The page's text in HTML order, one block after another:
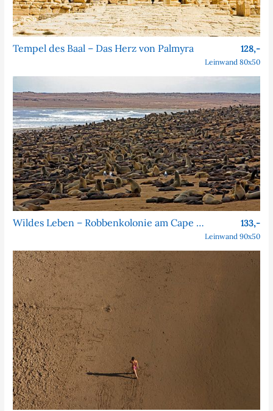
Tempel des Baal – Das Herz von Palmyra 128,-
Leinwand 80x50
Wildes Leben – Robbenkolonie am Cape Cross 133,-
Leinwand 90x50